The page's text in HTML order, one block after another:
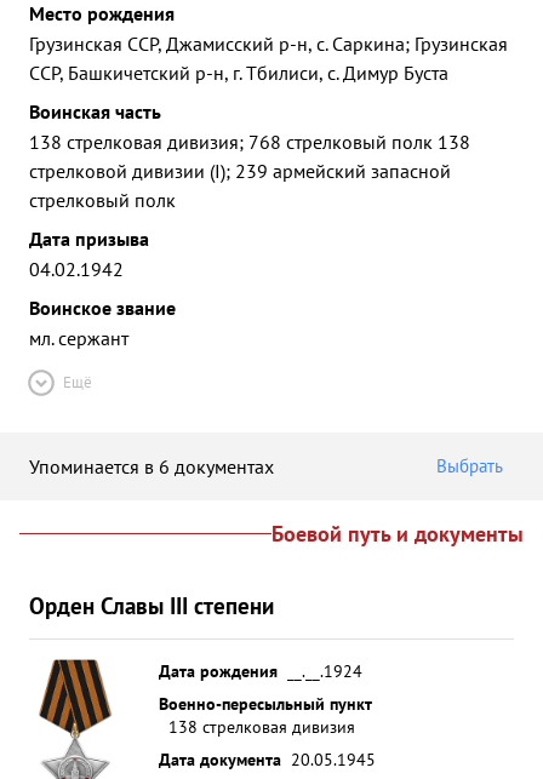
Место рождения
Грузинская ССР, Джамисский р-н, с. Саркина; Грузинская
ССР, Башкичетский р-н, г. Тбилиси, с. Димур Буста
Воинская часть
138 стрелковая дивизия; 768 стрелковый полк 138
стрелковой дивизии (I); 239 армейский запасной
стрелковый полк
Дата призыва
04.02.1942
Воинское звание
мл. сержант
Ещё
Упоминается в 6 документах Выбрать
Боевой путь и документы
Орден Славы III степени
Дата рождения
__.__.1924
Военно-пересыльный пункт
138 стрелковая дивизия
Дата документа 20.05.1945